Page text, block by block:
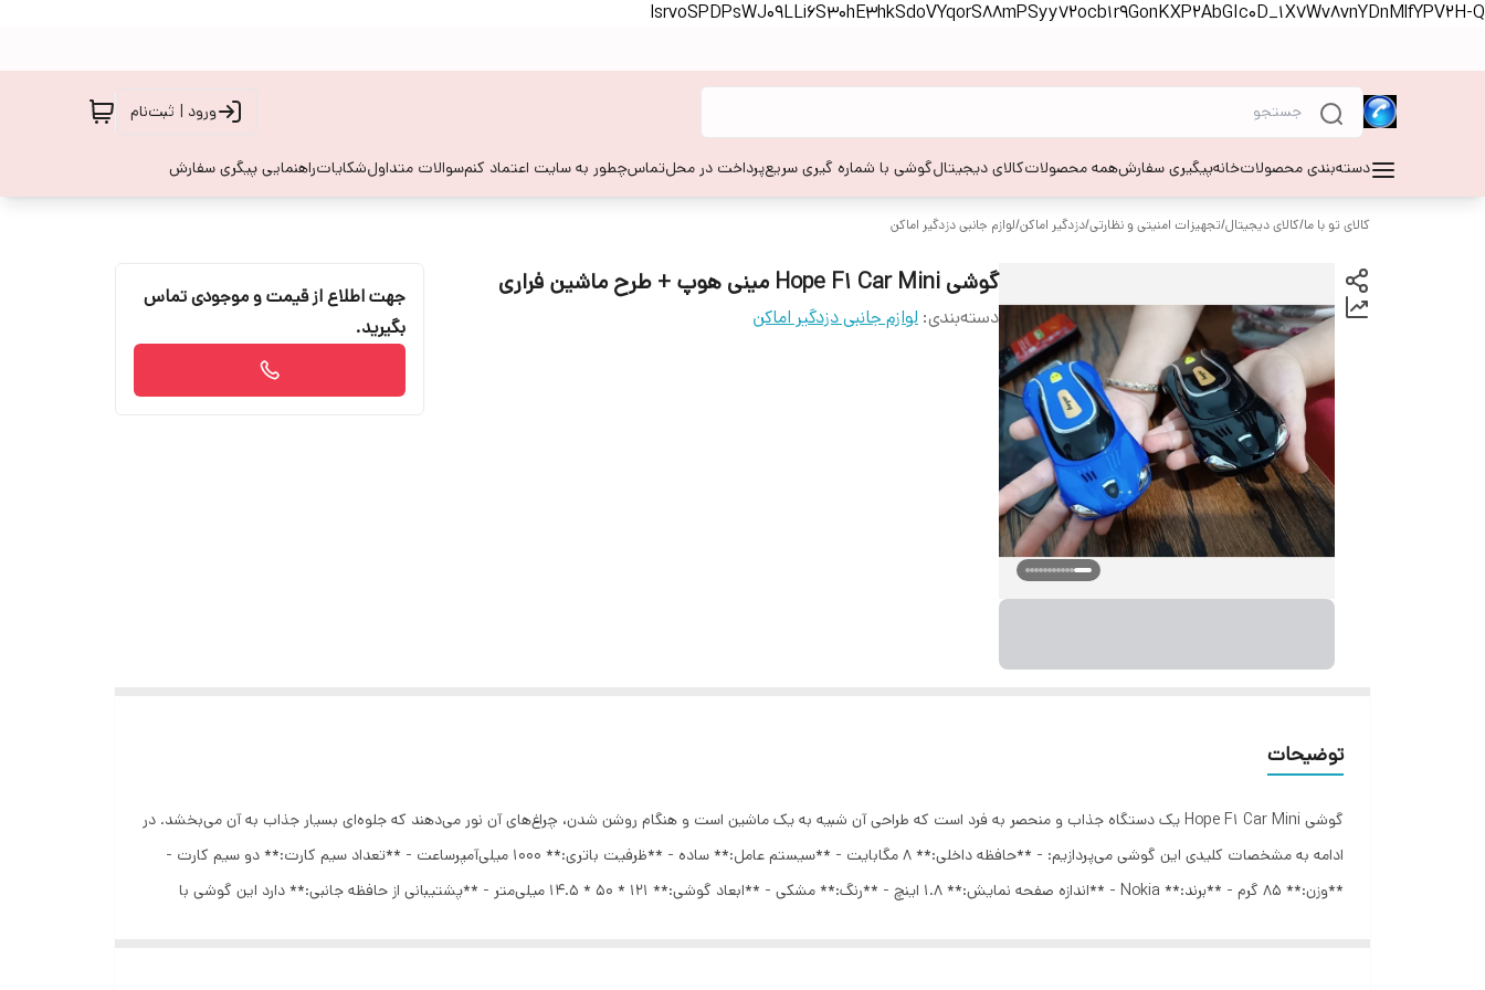
lsrvoSPDPsWJ09LLi6S30hE3hkSdoVYqorS88mPSyy72ocb1r9GonKXP2AbGIc0D_1X7Wv8vnYDnMlfYPV2H-Q
ورود | ثبت‌نام
دسته‌بندی محصولاتخانهپیگیری سفارشهمه محصولاتکالای دیجیتالگوشی با شماره گیری سریعپرداخت در محلتماسچطور به سایت اعتماد کنمسوالات متداولشکایاتراهنمایی پیگری سفارش
کالای تو با ما/کالای دیجیتال/تجهیزات امنیتی و نظارتی/دزدگیر اماکن/لوازم جانبی دزدگیر اماکن
گوشی Hope F1 Car Mini مینی هوپ + طرح ماشین فراری
دسته‌بندی: لوازم جانبی دزدگیر اماکن
جهت اطلاع از قیمت و موجودی تماس
بگیرید.
توضیحات
گوشی Hope F1 Car Mini یک دستگاه جذاب و منحصر به فرد است که طراحی آن شبیه به یک ماشین است و هنگام روشن شدن، چراغ‌های آن نور می‌دهند که جلوه‌ای بسیار جذاب به آن می‌بخشد. در
ادامه به مشخصات کلیدی این گوشی می‌پردازیم: - **حافظه داخلی:** 8 مگابایت - **سیستم عامل:** ساده - **ظرفیت باتری:** 1000 میلی‌آمپرساعت - **تعداد سیم کارت:** دو سیم کارت -
**وزن:** 85 گرم - **برند:** Nokia - **اندازه صفحه نمایش:** 1.8 اینچ - **رنگ:** مشکی - **ابعاد گوشی:** 121 * 50 * 14.5 میلی‌متر - **پشتیبانی از حافظه جانبی:** دارد این گوشی با